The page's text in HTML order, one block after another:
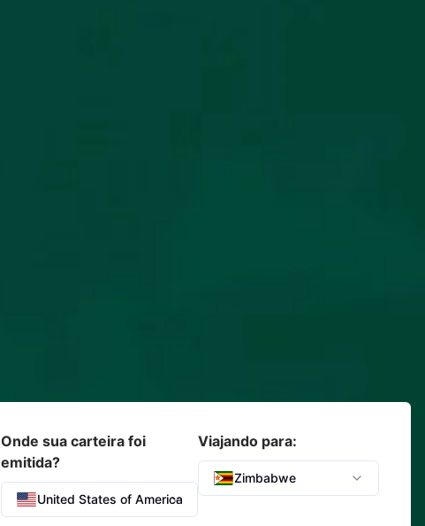
Onde sua carteira foi
emitida?
United States of America
Viajando para:
Zimbabwe